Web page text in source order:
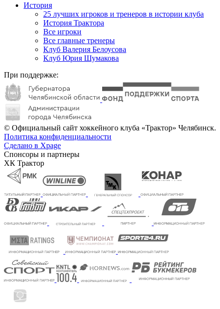
История
25 лучших игроков и тренеров в истории клуба
История Трактора
Все игроки
Все главные тренеры
Клуб Валерия Белоусова
Клуб Юрия Шумакова
При поддержке:
© Официальный сайт хоккейного клуба «Трактор» Челябинск.
Политика конфиденциальности
Сделано в Xpage
Спонсоры и партнеры
ХК Трактор